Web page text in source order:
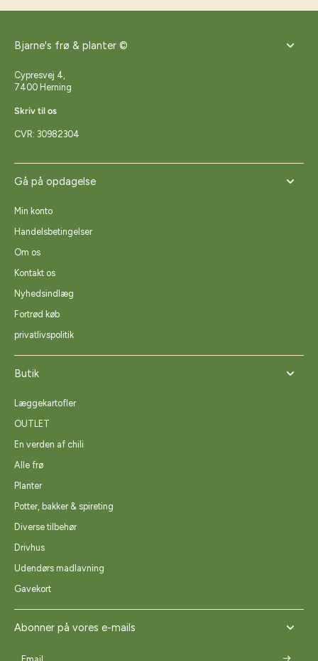
Bjarne's frø & planter ©
Cypresvej 4,
7400 Herning
Skriv til os
CVR: 30982304
Gå på opdagelse
Min konto
Handelsbetingelser
Om os
Kontakt os
Nyhedsindlæg
Fortrød køb
privatlivspolitik
Butik
Læggekartofler
OUTLET
En verden af chili
Alle frø
Planter
Potter, bakker & spireting
Diverse tilbehør
Drivhus
Udendørs madlavning
Gavekort
Abonner på vores e-mails
Email